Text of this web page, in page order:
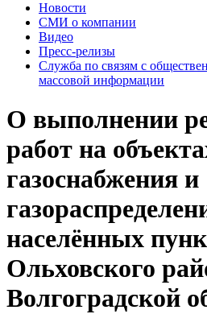
Новости
СМИ о компании
Видео
Пресс-релизы
Служба по связям с
массовой информации
О выполнении
работ на
газоснабжения и
населённых
Ольховского
Волгоградской